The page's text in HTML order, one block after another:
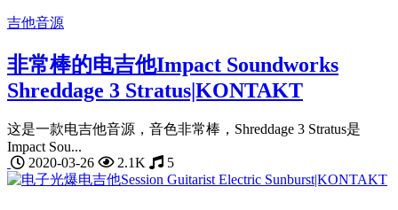
吉他音源
非常棒的电吉他Impact Soundworks
Shreddage 3 Stratus|KONTAKT
这是一款电吉他音源，音色非常棒，Shreddage 3 Stratus是
Impact Sou...
2020-03-26
2.1K 5